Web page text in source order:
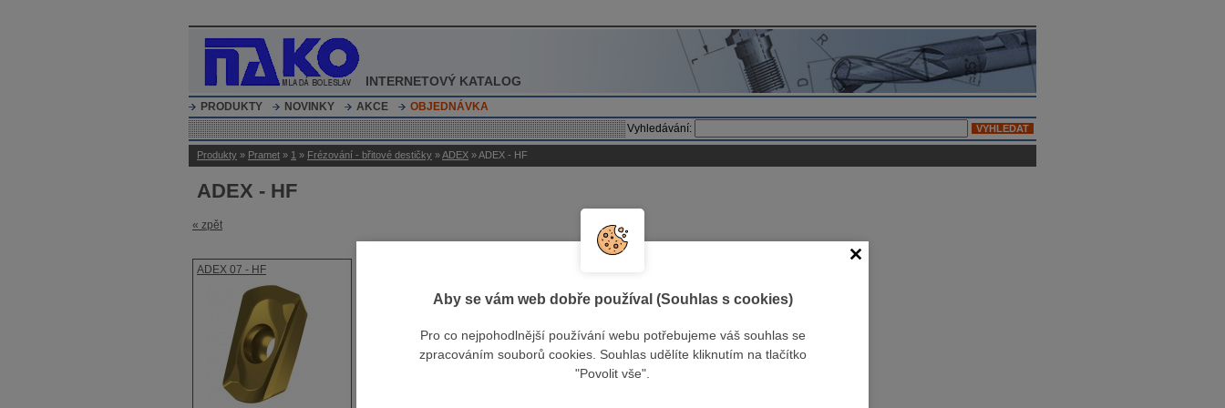
INTERNETOVÝ KATALOG
PRODUKTY NOVINKY AKCE
OBJEDNÁVKA
Vyhledávání:
Produkty » Pramet » 1 » Frézování - břitové destičky »ADEX » ADEX - HF
ADEX - HF
« zpět
ADEX 07 - HF
Aby se vám web dobře používal (Souhlas s cookies)
Pro co nejpohodlnější používání webu potřebujeme váš souhlas se
zpracováním souborů cookies. Souhlas udělíte kliknutím na tlačítko
"Povolit vše".